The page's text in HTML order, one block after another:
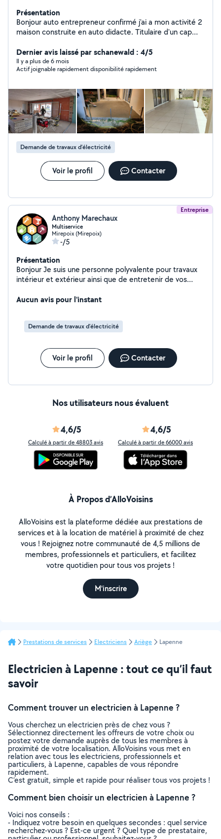
Présentation
Bonjour auto entrepreneur confirmé j'ai a mon activité 2
maison construite en auto didacte. Titulaire d'un cap
un passionné. Pose de panneaux solaires comprises.
Dernier avis laissé par schanewald : 4/5
Il y a plus de 6 mois
Actif joignable rapidement disponibilité rapidement
Demande de travaux d’électricité
Voir le profil Contacter
Entreprise
Anthony Marechaux
Multiservice
Mirepoix (Mirepoix)
-/5
Présentation
Bonjour Je suis une personne polyvalente pour travaux
intérieur et extérieur ainsi que de entretenir de vos
Aucun avis pour l'instant
Demande de travaux d’électricité
Voir le profil Contacter
Nos utilisateurs nous évaluent
4,6/5
Calculé à partir de 48803 avis
4,6/5
Calculé à partir de 66000 avis
À Propos d’AlloVoisins
AlloVoisins est la plateforme dédiée aux prestations de
services et à la location de matériel à proximité de chez
vous ! Rejoignez notre communauté de 4,5 millions de
membres, professionnels et particuliers, et facilitez
votre quotidien pour tous vos projets !
M'inscrire
Prestations de services Electriciens Ariège Lapenne
Electricien à Lapenne : tout ce qu’il faut
savoir
Comment trouver un electricien à Lapenne ?
Vous cherchez un electricien près de chez vous ?
Sélectionnez directement les offreurs de votre choix ou
postez votre demande auprès de tous les membres à
proximité de votre localisation. AlloVoisins vous met en
relation avec tous les electriciens, professionnels et
particuliers, à Lapenne, capables de vous répondre
rapidement.
C’est gratuit, simple et rapide pour réaliser tous vos projets !
Comment bien choisir un electricien à Lapenne ?
Voici nos conseils :
- Indiquez votre besoin en quelques secondes : quel service
recherchez-vous ? Est-ce urgent ? Quel type de prestataire,